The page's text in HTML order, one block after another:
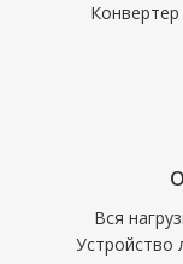
Конвертер
Вся
Устройство